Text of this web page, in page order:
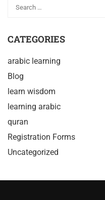
CATEGORIES
arabic learning
Blog
learn wisdom
learning arabic
quran
Registration Forms
Uncategorized